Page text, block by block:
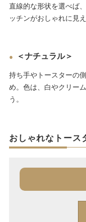
直線的な形状を選べば
ッチンがおしゃれに見え
＜ナチュラル＞
持ち手やトースターの
め。色は、白やクリー
う。
おしゃれなトー